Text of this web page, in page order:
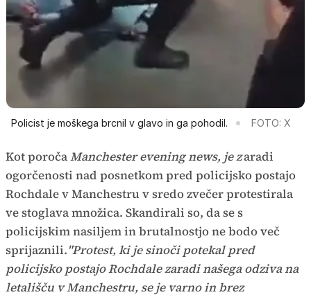
Policist je moškega brcnil v glavo in ga pohodil. FOTO: X
Kot poročaManchester evening news, je zaradi
ogorčenosti nad posnetkom pred policijsko postajo
Rochdale v Manchestru v sredo zvečer protestirala
ve stoglava množica. Skandirali so, da se s
policijskim nasiljem in brutalnostjo ne bodo več
sprijaznili."Protest, ki je sinoči potekal pred
policijsko postajo Rochdale zaradi našega odziva na
letališču v Manchestru, se je varno in brez